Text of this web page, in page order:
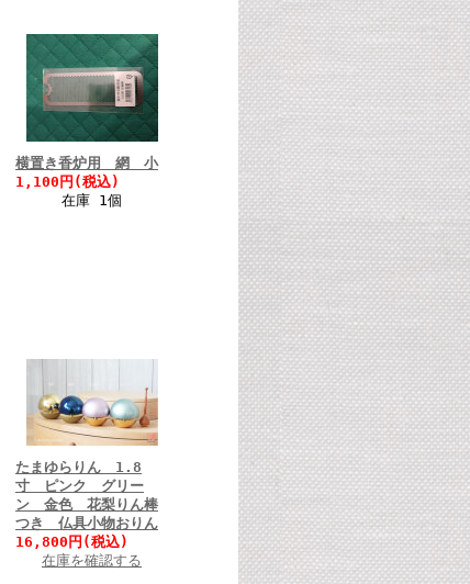
横置き香炉用 網 小
1,100円(税込)
在庫 1個
たまゆらりん 1.8
寸 ピンク グリー
ン 金色 花梨りん棒
つき 仏具小物おりん
16,800円(税込)
在庫を確認する